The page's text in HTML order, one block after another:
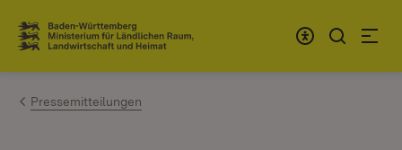
Zum Inhalt springen
Link zur Startseite
Pressemitteilungen